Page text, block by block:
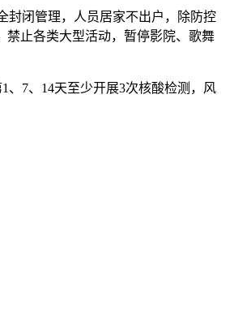
封闭管理，人员居家不出户，除防控
禁止各类大型活动，暂停影院、歌舞
、7、14天至少开展3次核酸检测，风